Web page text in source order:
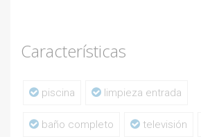
Características
piscina limpieza entrada
baño completo televisión